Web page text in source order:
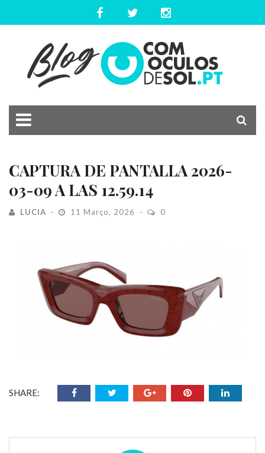
CAPTURA DE PANTALLA 2026-
03-09 A LAS 12.59.14
LUCIA 11 Março, 2026 0
SHARE: